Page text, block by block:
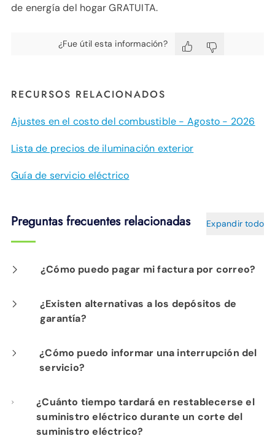
de energía del hogar GRATUITA.
¿Fue útil esta información?
RECURSOS RELACIONADOS
Ajustes en el costo del combustible - Agosto - 2026
Lista de precios de iluminación exterior
Guía de servicio eléctrico
Preguntas frecuentes relacionadas Expandir todo
¿Cómo puedo pagar mi factura por correo?
Envíe un cheque o giro postal a: EPB, PO Box
182255, Chattanooga, TN, 37422. Asegúrese
Fiber Optics.
¿Existen alternativas a los depósitos de
garantía?
Sí. Una carta de referencia de su empresa de
servicios públicos anterior puede servir como
cartas deben estar impresas en papel
membretado de la empresa de servicios
¿Cómo puedo informar una interrupción del
servicio?
Las tres maneras más fáciles de reportar una
interrupción del servicio son en estapágina
¿Cuánto tiempo tardará en restablecerse el
suministro eléctrico durante un corte del
suministro eléctrico?